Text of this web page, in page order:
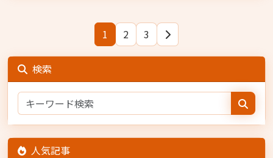
1 2 3
検索
人気記事